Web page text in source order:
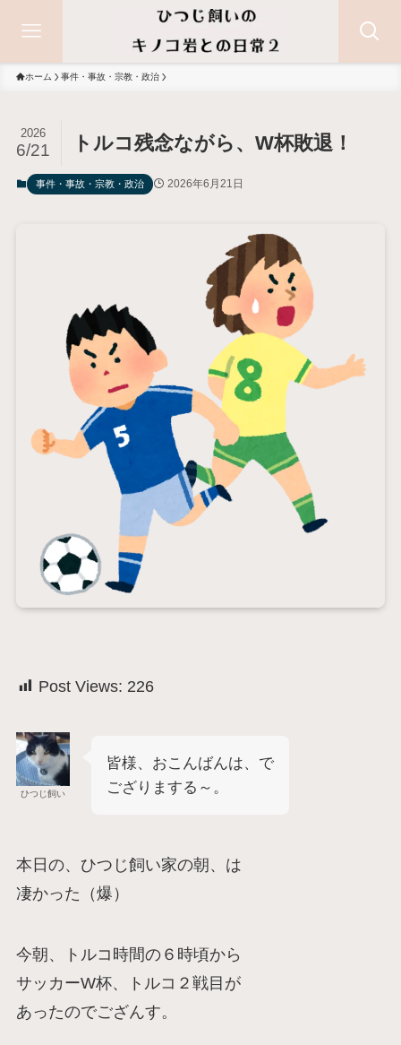
ホーム 事件・事故・宗教・政治
トルコ残念ながら、W杯敗退！
2026
6/21
事件・事故・宗教・政治 2026年6月21日
Post Views: 226
ひつじ飼い
皆様、おこんばんは、で
ござりまする～。
本日の、ひつじ飼い家の朝、は
凄かった（爆）
今朝、トルコ時間の６時頃から
サッカーW杯、トルコ２戦目が
あったのでござんす。